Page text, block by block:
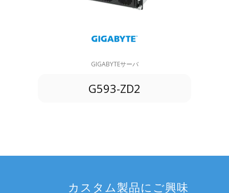
GIGABYTEサーバ
G593-ZD2
カスタム製品にご興味